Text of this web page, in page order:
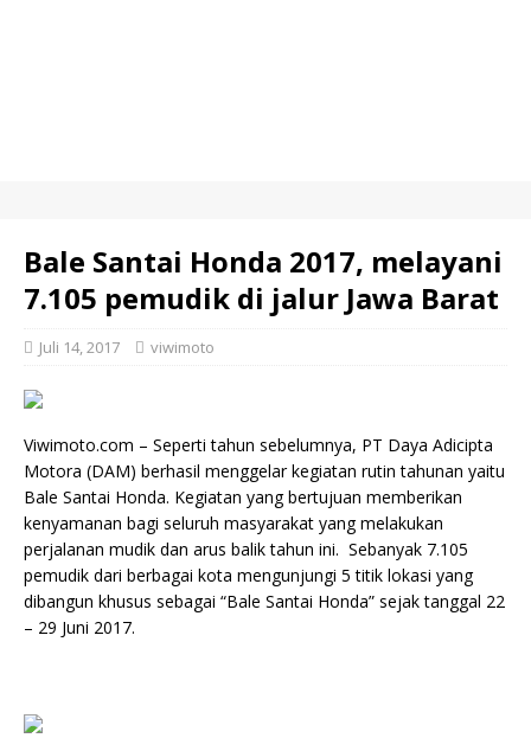
Bale Santai Honda 2017, melayani
7.105 pemudik di jalur Jawa Barat
Juli 14, 2017 viwimoto
Viwimoto.com – Seperti tahun sebelumnya, PT Daya Adicipta
Motora (DAM) berhasil menggelar kegiatan rutin tahunan yaitu
Bale Santai Honda. Kegiatan yang bertujuan memberikan
kenyamanan bagi seluruh masyarakat yang melakukan
perjalanan mudik dan arus balik tahun ini. Sebanyak 7.105
pemudik dari berbagai kota mengunjungi 5 titik lokasi yang
dibangun khusus sebagai “Bale Santai Honda” sejak tanggal 22
– 29 Juni 2017.